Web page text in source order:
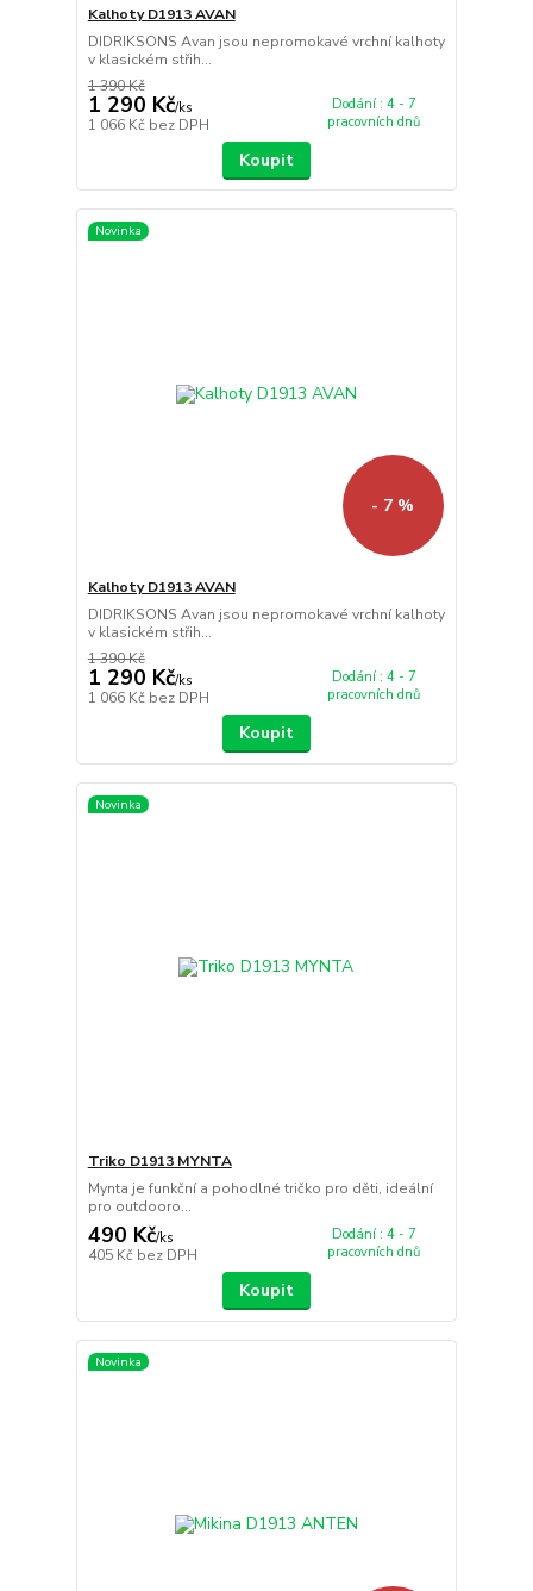
Kalhoty D1913 AVAN
DIDRIKSONS Avan jsou nepromokavé vrchní kalhoty
v klasickém střih...
1 390 Kč
1 290 Kč/ks
1 066 Kč bez DPH
Dodání : 4 - 7
pracovních dnů
Koupit
Novinka
- 7 %
Kalhoty D1913 AVAN
DIDRIKSONS Avan jsou nepromokavé vrchní kalhoty
v klasickém střih...
1 390 Kč
1 290 Kč/ks
1 066 Kč bez DPH
Dodání : 4 - 7
pracovních dnů
Koupit
Novinka
Triko D1913 MYNTA
Mynta je funkční a pohodlné tričko pro děti, ideální
pro outdooro...
490 Kč/ks
405 Kč bez DPH
Dodání : 4 - 7
pracovních dnů
Koupit
Novinka